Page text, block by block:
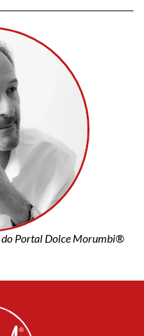
Portal Dolce Morumbi®